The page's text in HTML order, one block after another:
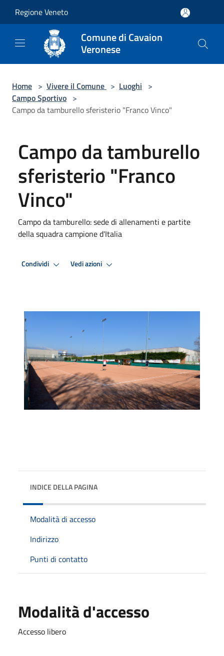
Regione Veneto
Comune di Cavaion
Veronese
Home > Vivere il Comune > Luoghi >
Campo Sportivo >
Campo da tamburello sferisterio "Franco Vinco"
Campo da tamburello
sferisterio "Franco
Vinco"
Campo da tamburello: sede di allenamenti e partite
della squadra campione d'Italia
Condividi Vedi azioni
INDICE DELLA PAGINA
Modalità di accesso
Indirizzo
Punti di contatto
Modalità d'accesso
Accesso libero